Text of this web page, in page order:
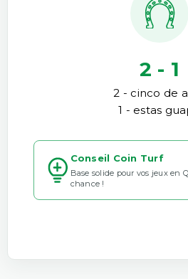
2 - 1
2 - cinco de
1 - estas
Conseil Coin Turf
Base solide pour vos jeux en
chance !